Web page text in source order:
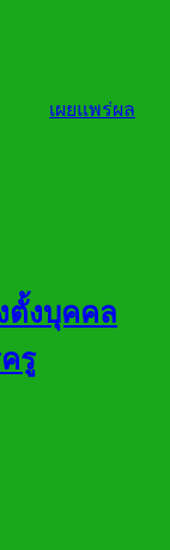
เผยแพร่ผล
ตั้งบุคคล
รู